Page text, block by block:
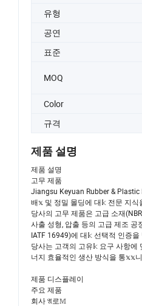
유형
공연
표준
MOQ
Color
규격
제품 설명
제품 설명
고무 제품
Jiangsu Keyuan Rubber &
배𝕩 및 정밀 몰딩에 대𝕜 전문 지식
당사의 고무 제품은 고급 소재
사출 성형, 압출 등의 고급 제조 공
IATF 16949)에 대𝕜 선택적 인증을
당사는 고객의 고유𝕜 요구 사항
너지 효율적인 생산 방식을 통𝕩𝕩
제품 디스플레이
주요 제품
회사 𝔄로𝕄